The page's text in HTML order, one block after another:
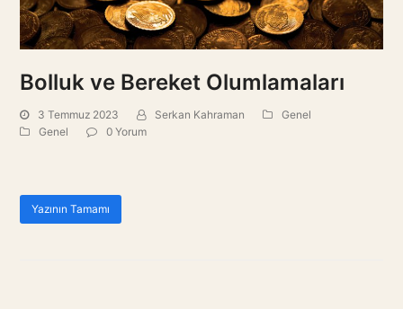
Bolluk ve Bereket Olumlamaları
3 Temmuz 2023 Serkan Kahraman
Genel
Genel
0 Yorum
Yazının Tamamı